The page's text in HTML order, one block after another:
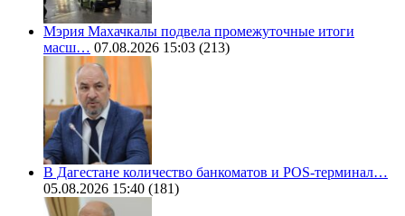
Мэрия Махачкалы подвела промежуточные итоги
масш… 07.08.2026 15:03 (213)
В Дагестане количество банкоматов и POS-терминал…
05.08.2026 15:40 (181)